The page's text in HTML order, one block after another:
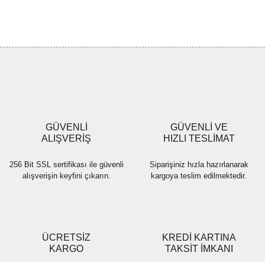
Ürün fiyatı diğer sitelerden daha pahalı.
Bu ürüne benzer farklı alternatifler olmalı.
GÜVENLİ
ALIŞVERİŞ
256 Bit SSL sertifikası ile güvenli
alışverişin keyfini çıkarın.
GÜVENLİ VE
HIZLI TESLİMAT
Siparişiniz hızla hazırlanarak
kargoya teslim edilmektedir.
ÜCRETSİZ
KARGO
KREDİ KARTINA
TAKSİT İMKANI